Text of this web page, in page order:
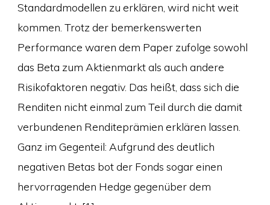
Standardmodellen zu erklären, wird nicht weit
kommen. Trotz der bemerkenswerten
Performance waren dem Paper zufolge sowohl
das Beta zum Aktienmarkt als auch andere
Risikofaktoren negativ. Das heißt, dass sich die
Renditen nicht einmal zum Teil durch die damit
verbundenen Renditeprämien erklären lassen.
Ganz im Gegenteil: Aufgrund des deutlich
negativen Betas bot der Fonds sogar einen
hervorragenden Hedge gegenüber dem